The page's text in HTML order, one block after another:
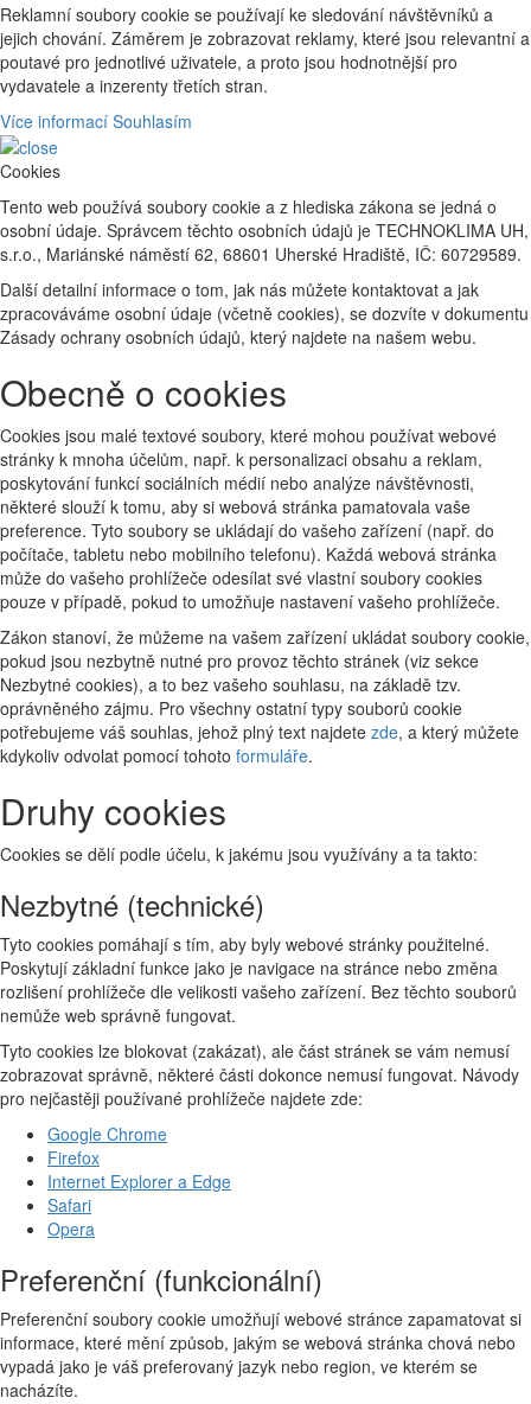
Reklamní soubory cookie se používají ke sledování návštěvníků a
jejich chování. Záměrem je zobrazovat reklamy, které jsou relevantní a
poutavé pro jednotlivé uživatele, a proto jsou hodnotnější pro
vydavatele a inzerenty třetích stran.
Více informací Souhlasím
Cookies
Tento web používá soubory cookie a z hlediska zákona se jedná o
osobní údaje. Správcem těchto osobních údajů je TECHNOKLIMA UH,
s.r.o., Mariánské náměstí 62, 68601 Uherské Hradiště, IČ: 60729589.
Další detailní informace o tom, jak nás můžete kontaktovat a jak
zpracováváme osobní údaje (včetně cookies), se dozvíte v dokumentu
Zásady ochrany osobních údajů, který najdete na našem webu.
Obecně o cookies
Cookies jsou malé textové soubory, které mohou používat webové
stránky k mnoha účelům, např. k personalizaci obsahu a reklam,
poskytování funkcí sociálních médií nebo analýze návštěvnosti,
některé slouží k tomu, aby si webová stránka pamatovala vaše
preference. Tyto soubory se ukládají do vašeho zařízení (např. do
počítače, tabletu nebo mobilního telefonu). Každá webová stránka
může do vašeho prohlížeče odesílat své vlastní soubory cookies
pouze v případě, pokud to umožňuje nastavení vašeho prohlížeče.
Zákon stanoví, že můžeme na vašem zařízení ukládat soubory cookie,
pokud jsou nezbytně nutné pro provoz těchto stránek (viz sekce
Nezbytné cookies), a to bez vašeho souhlasu, na základě tzv.
oprávněného zájmu. Pro všechny ostatní typy souborů cookie
potřebujeme váš souhlas, jehož plný text najdete zde, a který můžete
kdykoliv odvolat pomocí tohoto formuláře.
Druhy cookies
Cookies se dělí podle účelu, k jakému jsou využívány a ta takto:
Nezbytné (technické)
Tyto cookies pomáhají s tím, aby byly webové stránky použitelné.
Poskytují základní funkce jako je navigace na stránce nebo změna
rozlišení prohlížeče dle velikosti vašeho zařízení. Bez těchto souborů
nemůže web správně fungovat.
Tyto cookies lze blokovat (zakázat), ale část stránek se vám nemusí
zobrazovat správně, některé části dokonce nemusí fungovat. Návody
pro nejčastěji používané prohlížeče najdete zde:
Google Chrome
Firefox
Internet Explorer a Edge
Safari
Opera
Preferenční (funkcionální)
Preferenční soubory cookie umožňují webové stránce zapamatovat si
informace, které mění způsob, jakým se webová stránka chová nebo
vypadá jako je váš preferovaný jazyk nebo region, ve kterém se
nacházíte.